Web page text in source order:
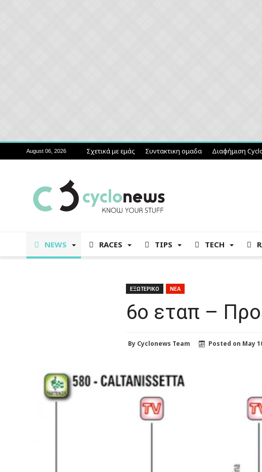
August 06, 2026 Σχετικά με εμάς Συντακτικη ομαδα Διαφήμιση
NEWS RACES TIPS TECH
ΕΞΩΤΕΡΙΚΟ ΝΕΑ
6ο εταπ –
By Cyclonews Team Posted on May